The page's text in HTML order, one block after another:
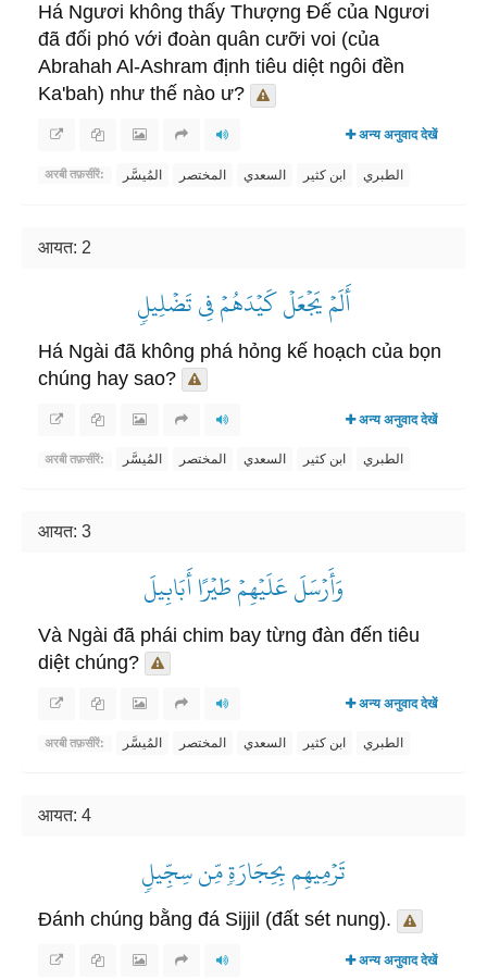
Há Ngươi không thấy Thượng Đế của Ngươi
đã đối phó với đoàn quân cưỡi voi (của
Abrahah Al-Ashram định tiêu diệt ngôi đền
Ka'bah) như thế nào ư?
अन्य अनुवाद देखें
अरबी तफ़सीरें: المُيسَّر المختصر السعدي ابن كثير الطبري
आयत: 2
أَلَمۡ يَجۡعَلۡ كَيۡدَهُمۡ فِي تَضۡلِيلٖ
Há Ngài đã không phá hỏng kế hoạch của bọn
chúng hay sao?
अन्य अनुवाद देखें
अरबी तफ़सीरें: المُيسَّر المختصر السعدي ابن كثير الطبري
आयत: 3
وَأَرۡسَلَ عَلَيۡهِمۡ طَيۡرًا أَبَابِيلَ
Và Ngài đã phái chim bay từng đàn đến tiêu
diệt chúng?
अन्य अनुवाद देखें
अरबी तफ़सीरें: المُيسَّر المختصر السعدي ابن كثير الطبري
आयत: 4
تَرۡمِيهِم بِحِجَارَةٖ مِّن سِجِّيلٖ
Đánh chúng bằng đá Sijjil (đất sét nung).
अन्य अनुवाद देखें